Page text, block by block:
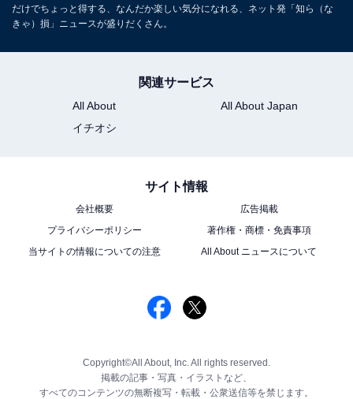
だけでちょっと得する、なんだか楽しい気分になれる、ネット発「知ら（な
きゃ）損」ニュースが盛りだくさん。
関連サービス
All About
All About Japan
イチオシ
サイト情報
会社概要
広告掲載
プライバシーポリシー
著作権・商標・免責事項
当サイトの情報についての注意
All About ニュースについて
Copyright©All About, Inc. All rights reserved.
掲載の記事・写真・イラストなど、
すべてのコンテンツの無断複写・転載・公衆送信等を禁じます。